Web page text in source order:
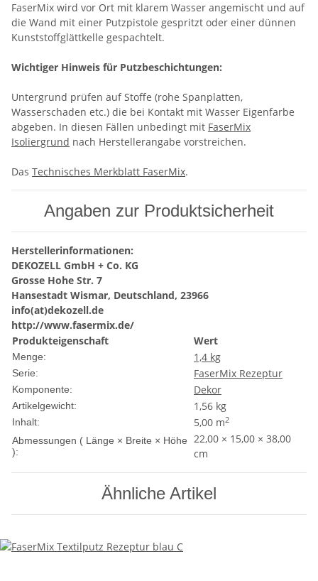
FaserMix wird vor Ort mit klarem Wasser angemischt und auf
die Wand mit einer Putzpistole gespritzt oder einer dünnen
Kunststoffglättkelle gespachtelt.
Wichtiger Hinweis für Putzbeschichtungen:
Untergrund prüfen auf Stoffe (rohe Spanplatten,
Wasserschaden etc.) die bei Kontakt mit Wasser Eigenfarbe
abgeben. In diesen Fällen unbedingt mit FaserMix
Isoliergrund nach Herstellerangabe vorstreichen.
Das Technisches Merkblatt FaserMix.
Angaben zur Produktsicherheit
Herstellerinformationen:
DEKOZELL GmbH + Co. KG
Grosse Hohe Str. 7
Hansestadt Wismar, Deutschland, 23966
info(at)dekozell.de
http://www.fasermix.de/
Produkteigenschaft
Wert
Menge: 1,4 kg
Serie: FaserMix Rezeptur
Komponente: Dekor
Artikelgewicht: 1,56 kg
Inhalt: 5,00 m2
Abmessungen ( Länge × Breite × Höhe
):
22,00 × 15,00 × 38,00
cm
Ähnliche Artikel